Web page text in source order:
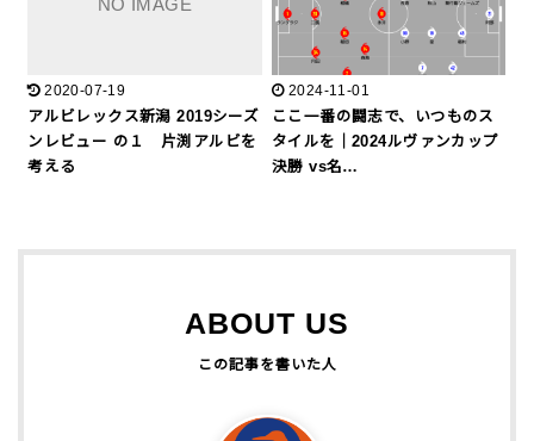
2020-07-19
アルビレックス新潟 2019シーズ
ンレビュー の１ 片渕アルビを
考える
2024-11-01
ここ一番の闘志で、いつものス
タイルを｜2024ルヴァンカップ
決勝 vs名…
ABOUT US